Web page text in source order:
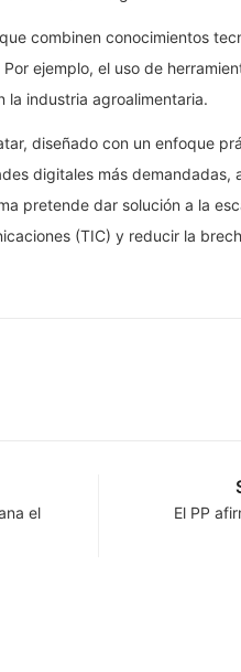
combinen conocimientos
ejemplo, el uso de
la industria agroalimentaria.
diseñado con un enfoque
digitales más demandadas,
pretende dar solución a la
(TIC) y reducir la
el
El PP